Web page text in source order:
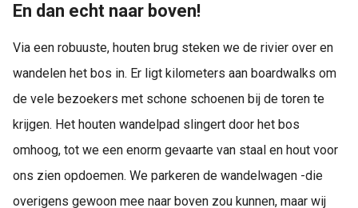
En dan echt naar boven!
Via een robuuste, houten brug steken we de rivier over en
wandelen het bos in. Er ligt kilometers aan boardwalks om
de vele bezoekers met schone schoenen bij de toren te
krijgen. Het houten wandelpad slingert door het bos
omhoog, tot we een enorm gevaarte van staal en hout voor
ons zien opdoemen. We parkeren de wandelwagen -die
overigens gewoon mee naar boven zou kunnen, maar wij